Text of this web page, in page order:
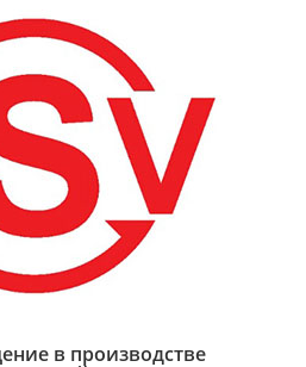
в производстве